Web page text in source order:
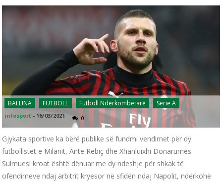
BALLINA FUTBOLL Futboll Ndërkombëtarë Serie A
infosport - 16/03/2021 0
Gjykata sportive ka bërë publike së fundmi vendimet për dy
futbollistët e Milanit, Ante Rebiç dhe Xhanluixhi Donarumës.
Sulmuesi kroat është dënuar me dy ndeshje për shkak të
ofendimeve ndaj arbitrit kryesor në sfidën ndaj Napolit, ndërkohë